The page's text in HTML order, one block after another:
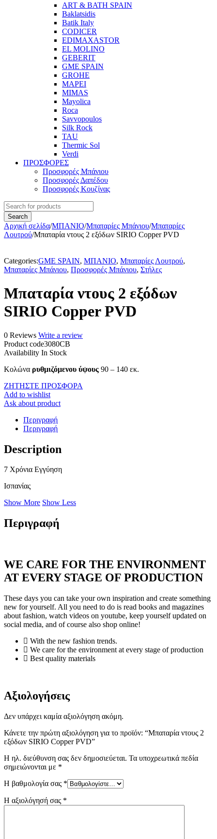
ART & BATH SPAIN
Baklatsidis
Batik Italy
CODICER
EDIMAXASTOR
EL MOLINO
GEBERIT
GME SPAIN
GROHE
MAPEI
MIMAS
Mayolica
Roca
Savvopoulos
Silk Rock
TAU
Thermic Sol
Verdi
ΠΡΟΣΦΟΡΕΣ
Προσφορές Μπάνιου
Προσφορές Δαπέδου
Προσφορές Κουζίνας
Αρχική σελίδα/ΜΠΑΝΙΟ/Μπαταρίες Μπάνιου/Μπαταρίες
Λουτρού/Μπαταρία ντους 2 εξόδων SIRIO Copper PVD
Categories:GME SPAIN, ΜΠΑΝΙΟ, Μπαταρίες Λουτρού,
Μπαταρίες Μπάνιου, Προσφορές Μπάνιου, Στήλες
Μπαταρία ντους 2 εξόδων
SIRIO Copper PVD
0 Reviews Write a review
Product code3080CB
Availability In Stock
Κολώνα ρυθμιζόμενου ύψους 90 – 140 εκ.
ΖΗΤΗΣΤΕ ΠΡΟΣΦΟΡΑ
Add to wishlist
Ask about product
Περιγραφή
Περιγραφή
Description
7 Χρόνια Εγγύηση
Ισπανίας
Show More Show Less
Περιγραφή
WE CARE FOR THE ENVIRONMENT
AT EVERY STAGE OF PRODUCTION
These days you can take your own inspiration and create something
new for yourself. All you need to do is read books and magazines
about fashion, watch videos on youtube, keep yourself updated on
social media, and of course also shop online!
With the new fashion trends.
We care for the environment at every stage of production
Best quality materials
Αξιολογήσεις
Δεν υπάρχει καμία αξιολόγηση ακόμη.
Κάνετε την πρώτη αξιολόγηση για το προϊόν: “Μπαταρία ντους 2
εξόδων SIRIO Copper PVD”
Η ηλ. διεύθυνση σας δεν δημοσιεύεται. Τα υποχρεωτικά πεδία
σημειώνονται με *
Η βαθμολογία σας *
Η αξιολόγησή σας *